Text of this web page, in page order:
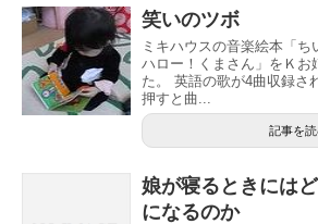
笑いのツボ
ミキハウスの音楽絵本「ち
ハロー！くまさん」をＫお
た。 英語の歌が4曲収録さ
押すと曲...
記事を
娘が寝るときには
になるのか